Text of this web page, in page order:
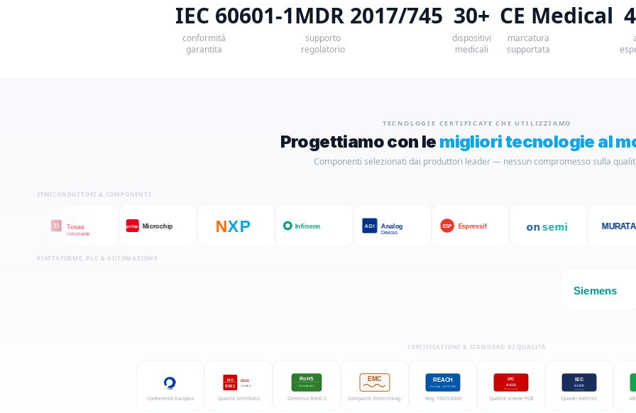
IEC 60601-1
conformità
garantita
MDR 2017/745
supporto
regolatorio
30+
dispositivi
medicali
CE Medical
marcatura
supportata
TECNOLOGIE CERTIFICATE CHE UTILIZZIAMO
Progettiamo con le migliori tecnologie al
Componenti selezionati dai produttori leader — nessun compromesso sulla
SEMICONDUTTORI & COMPONENTI
Texas
Instruments
μchip Microchip XP Infineon Analog
Devices
Espressif onsemi MURATA
PIATTAFORME, PLC & AUTOMAZIONE
Siemens
CERTIFICAZIONI & STANDARD DI QUALITÀ
CE
Conformità Europea
ISO
9001
2015
Certified
Qualità certificata
RoHS
Compliant
Direttiva RoHS 2
EMC
Compatib. Elettromag.
REACH
EU Reg. 1907/2006
Reg. 1907/2006
IPC
A-610
PCB Quality
Qualità schede PCB
IEC
61439
Switchgear
Quadri elettrici